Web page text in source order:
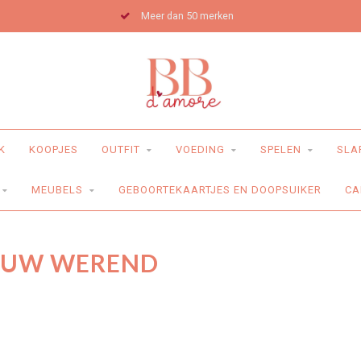
Meer dan 50 merken
KOOPJES OUTFIT VOEDING SPELEN
MEUBELS GEBOORTEKAARTJES EN DOOPSUIKER
WEREND